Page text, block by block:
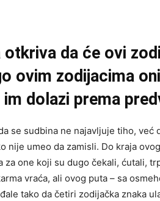
da će ovi
ovim zodijacima
im dolazi prema
se sudbina ne najavljuje tiho, već
nije umeo da zamisli. Do kraja
za one koji su dugo čekali, ćutali,
vraća, ali ovog puta – sa
tako da četiri zodijačka znaka